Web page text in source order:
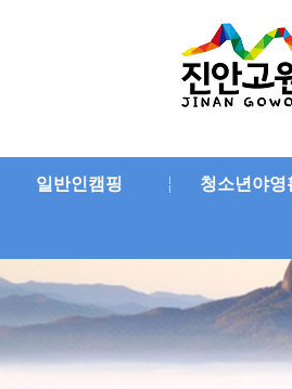
일반인캠핑 청소년야영